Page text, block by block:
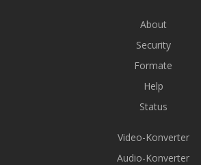
About
Security
Formate
Help
Status
Video-Konverter
Audio-Konverter